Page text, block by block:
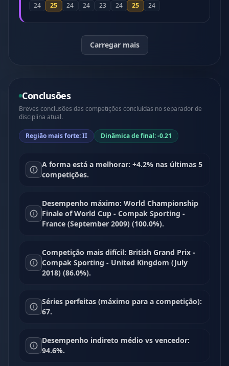
24 25 24 24 23 24 25 24
Carregar mais
Conclusões
Breves conclusões das competições concluídas no separador de
disciplina atual.
Região mais forte: II Dinâmica de final: -0.21
A forma está a melhorar: +4.2% nas últimas 5
competições.
Desempenho máximo: World Championship
Finale of World Cup - Compak Sporting -
France (September 2009) (100.0%).
Competição mais difícil: British Grand Prix -
Compak Sporting - United Kingdom (July
2018) (86.0%).
Séries perfeitas (máximo para a competição):
67.
Desempenho indireto médio vs vencedor:
94.6%.